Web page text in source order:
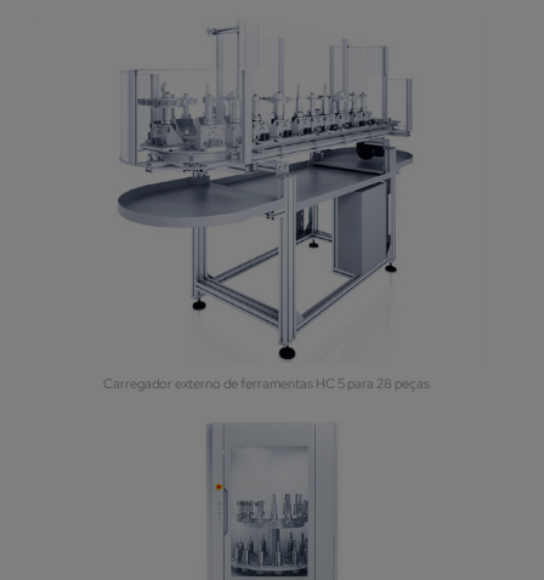
Carregador externo de ferramentas HC 5 para 28 peças